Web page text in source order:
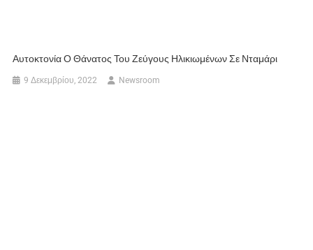
Αυτοκτονία Ο Θάνατος Του Ζεύγους Ηλικιωμένων Σε Νταμάρι
9 Δεκεμβρίου, 2022 Newsroom